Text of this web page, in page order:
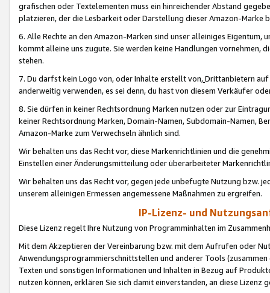
grafischen oder Textelementen muss ein hinreichender Abstand
platzieren, der die Lesbarkeit oder Darstellung dieser Amazon-Marke
6. Alle Rechte an den Amazon-Marken sind unser alleiniges
kommt alleine uns zugute. Sie werden keine Handlungen vornehmen,
stehen.
7. Du darfst kein Logo von, oder Inhalte erstellt von,Drittanbietern auf
anderweitig verwenden, es sei denn, du hast von diesem Verkäufer
8. Sie dürfen in keiner Rechtsordnung Marken nutzen oder zur
keiner Rechtsordnung Marken, Domain-Namen, Subdomain-Namen,
Amazon-Marke zum Verwechseln ähnlich sind.
Wir behalten uns das Recht vor, diese Markenrichtlinien und die
Einstellen einer Änderungsmitteilung oder überarbeiteter
Wir behalten uns das Recht vor, gegen jede unbefugte Nutzung bzw.
unserem alleinigen Ermessen angemessene Maßnahmen zu ergreifen.
IP-Lizenz- und
Diese Lizenz regelt Ihre Nutzung von Programminhalten im
Mit dem Akzeptieren der Vereinbarung bzw. mit dem Aufrufen oder
Anwendungsprogrammierschnittstellen und anderer Tools (zusammen
Texten und sonstigen Informationen und Inhalten in Bezug auf
nutzen können, erklären Sie sich damit einverstanden, an diese Lizenz